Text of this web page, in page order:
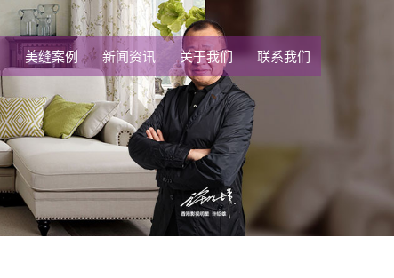
美缝案例 新闻资讯 关于我们 联系我们